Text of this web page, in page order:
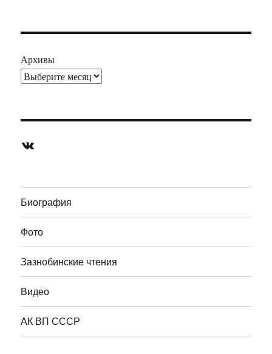
Архивы
ВКонтакте
Биография
Фото
Зазнобинские чтения
Видео
АК ВП СССР